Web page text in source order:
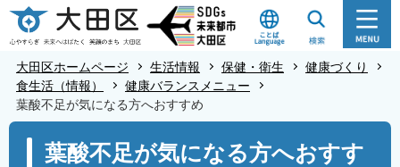
こ
の
の
大田区ホームページ 生活情報 保健・衛生
健康づくり
食生活（情報）
健康バランスメニュー
葉酸不足が気になる方へおすすめ
葉酸不足が気になる方へおすす